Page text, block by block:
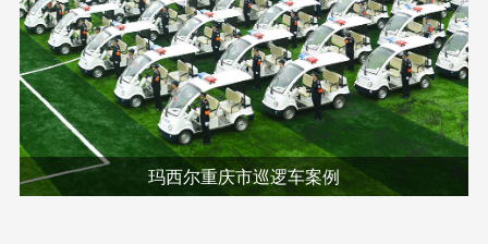
玛西尔重庆市巡逻车案例